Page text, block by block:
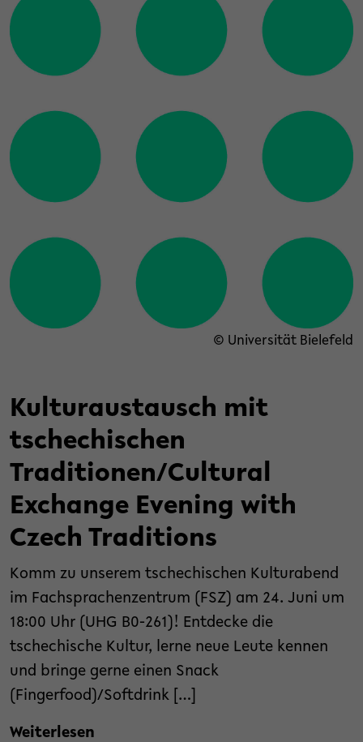
© Universität Bielefeld
Kulturaustausch mit
tschechischen
Traditionen/Cultural
Exchange Evening with
Czech Traditions
Komm zu unserem tschechischen Kulturabend
im Fachsprachenzentrum (FSZ) am 24. Juni um
18:00 Uhr (UHG B0-261)! Entdecke die
tschechische Kultur, lerne neue Leute kennen
und bringe gerne einen Snack
(Fingerfood)/Softdrink […]
Weiterlesen